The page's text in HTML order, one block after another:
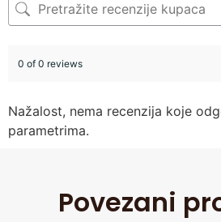
0 of 0 reviews
Nažalost, nema recenzija koje
parametrima.
Povezani